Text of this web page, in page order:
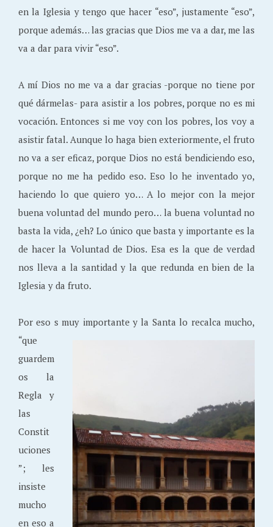
en la Iglesia y tengo que hacer “eso”, justamente “eso”,
porque además… las gracias que Dios me va a dar, me las
va a dar para vivir “eso”.
A mí Dios no me va a dar gracias -porque no tiene por
qué dármelas- para asistir a los pobres, porque no es mi
vocación. Entonces si me voy con los pobres, los voy a
asistir fatal. Aunque lo haga bien exteriormente, el fruto
no va a ser eficaz, porque Dios no está bendiciendo eso,
porque no me ha pedido eso. Eso lo he inventado yo,
haciendo lo que quiero yo… A lo mejor con la mejor
buena voluntad del mundo pero… la buena voluntad no
basta la vida, ¿eh? Lo único que basta y importante es la
de hacer la Voluntad de Dios. Esa es la que de verdad
nos lleva a la santidad y la que redunda en bien de la
Iglesia y da fruto.
Por eso s muy importante y la Santa lo recalca mucho,
“que
guardem
os la
Regla y
las
Constit
uciones
”; les
insiste
mucho
en eso a